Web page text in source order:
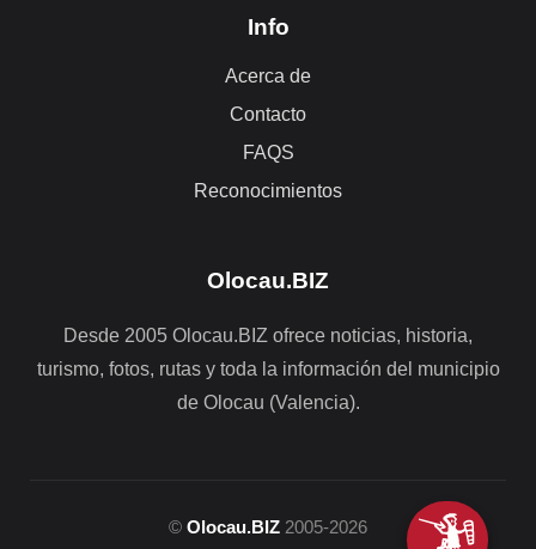
Info
Acerca de
Contacto
FAQS
Reconocimientos
Olocau.BIZ
Desde 2005 Olocau.BIZ ofrece noticias, historia,
turismo, fotos, rutas y toda la información del municipio
de Olocau (Valencia).
© Olocau.BIZ 2005-2026